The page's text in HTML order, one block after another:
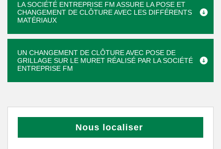
LA SOCIÉTÉ ENTREPRISE FM ASSURE LA POSE ET
CHANGEMENT DE CLÔTURE AVEC LES DIFFÉRENTS
MATÉRIAUX
UN CHANGEMENT DE CLÔTURE AVEC POSE DE
GRILLAGE SUR LE MURET RÉALISÉ PAR LA SOCIÉTÉ
ENTREPRISE FM
Nous localiser